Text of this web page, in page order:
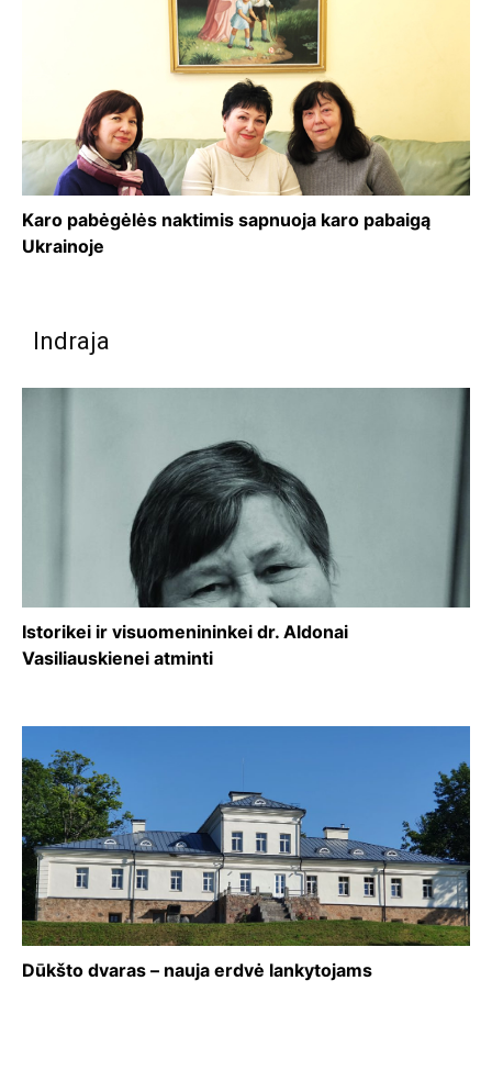
Karo pabėgėlės naktimis sapnuoja karo pabaigą
Ukrainoje
Indraja
Istorikei ir visuomenininkei dr. Aldonai
Vasiliauskienei atminti
Dūkšto dvaras – nauja erdvė lankytojams